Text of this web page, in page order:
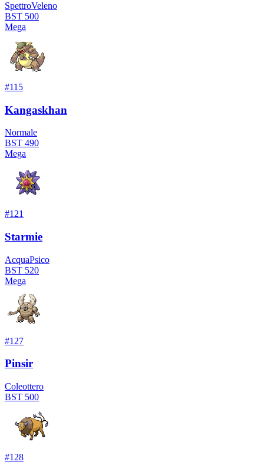
SpettroVeleno
BST 500
Mega
#115
Kangaskhan
Normale
BST 490
Mega
#121
Starmie
AcquaPsico
BST 520
Mega
#127
Pinsir
Coleottero
BST 500
#128